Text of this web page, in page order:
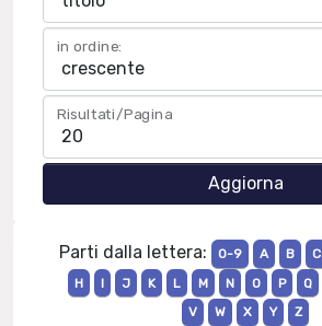
in ordine:
Risultati/Pagina
Parti dalla lettera: 0-9 A B C
H
I J K L M N O P Q
V
W X Y Z